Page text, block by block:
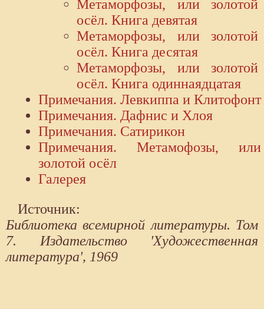
Метаморфозы, или золотой
осёл. Книга девятая
Метаморфозы, или золотой
осёл. Книга десятая
Метаморфозы, или золотой
осёл. Книга одиннаядцатая
Примечания. Левкиппа и Клитофонт
Примечания. Дафнис и Хлоя
Примечания. Сатирикон
Примечания. Метамофозы, или
золотой осёл
Галерея
Источник:
Библиотека всемирной литературы. Том
7. Издательство 'Художественная
литература', 1969